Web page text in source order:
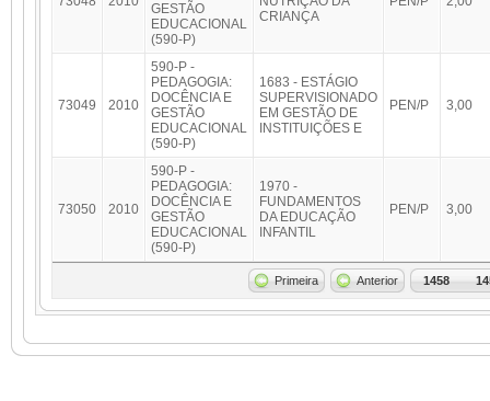
GESTÃO
EDUCACIONAL
(590-P)
CRIANÇA
73049 2010
590-P -
PEDAGOGIA:
DOCÊNCIA E
GESTÃO
EDUCACIONAL
(590-P)
1683 - ESTÁGIO
SUPERVISIONADO
EM GESTÃO DE
INSTITUIÇÕES E
PEN/P 3,00
73050 2010
590-P -
PEDAGOGIA:
DOCÊNCIA E
GESTÃO
EDUCACIONAL
(590-P)
1970 -
FUNDAMENTOS
DA EDUCAÇÃO
INFANTIL
PEN/P 3,00
Primeira Anterior 1458